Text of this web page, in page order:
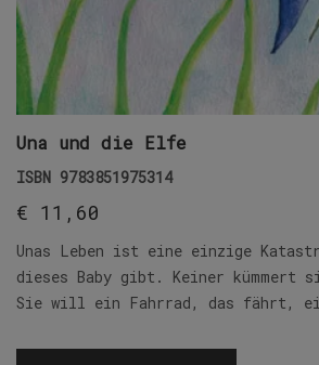
Una und die Elfe
ISBN 9783851975314
€ 11,60
Unas Leben ist eine einzige
dieses Baby gibt. Keiner kümmert
Sie will ein Fahrrad, das fährt,